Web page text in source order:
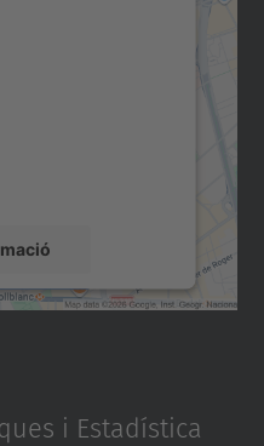
i Estadística